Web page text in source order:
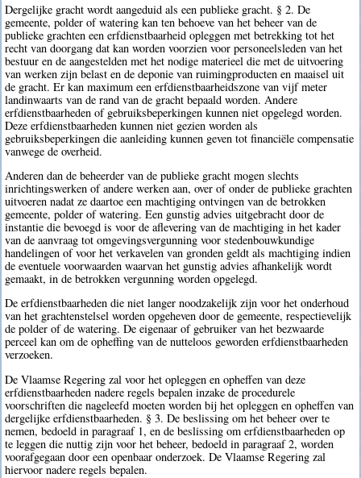
Dergelijke gracht wordt aangeduid als een publieke gracht. § 2. De
gemeente, polder of watering kan ten behoeve van het beheer van de
publieke grachten een erfdienstbaarheid opleggen met betrekking tot het
recht van doorgang dat kan worden voorzien voor personeelsleden van het
bestuur en de aangestelden met het nodige materieel die met de uitvoering
van werken zijn belast en de deponie van ruimingproducten en maaisel uit
de gracht. Er kan maximum een erfdienstbaarheidszone van vijf meter
landinwaarts van de rand van de gracht bepaald worden. Andere
erfdienstbaarheden of gebruiksbeperkingen kunnen niet opgelegd worden.
Deze erfdienstbaarheden kunnen niet gezien worden als
gebruiksbeperkingen die aanleiding kunnen geven tot financiële compensatie
vanwege de overheid.
Anderen dan de beheerder van de publieke gracht mogen slechts
inrichtingswerken of andere werken aan, over of onder de publieke grachten
uitvoeren nadat ze daartoe een machtiging ontvingen van de betrokken
gemeente, polder of watering. Een gunstig advies uitgebracht door de
instantie die bevoegd is voor de aflevering van de machtiging in het kader
van de aanvraag tot omgevingsvergunning voor stedenbouwkundige
handelingen of voor het verkavelen van gronden geldt als machtiging indien
de eventuele voorwaarden waarvan het gunstig advies afhankelijk wordt
gemaakt, in de betrokken vergunning worden opgelegd.
De erfdienstbaarheden die niet langer noodzakelijk zijn voor het onderhoud
van het grachtenstelsel worden opgeheven door de gemeente, respectievelijk
de polder of de watering. De eigenaar of gebruiker van het bezwaarde
perceel kan om de opheffing van de nutteloos geworden erfdienstbaarheden
verzoeken.
De Vlaamse Regering zal voor het opleggen en opheffen van deze
erfdienstbaarheden nadere regels bepalen inzake de procedurele
voorschriften die nageleefd moeten worden bij het opleggen en opheffen van
dergelijke erfdienstbaarheden. § 3. De beslissing om het beheer over te
nemen, bedoeld in paragraaf 1, en de beslissing om erfdienstbaarheden op
te leggen die nuttig zijn voor het beheer, bedoeld in paragraaf 2, worden
voorafgegaan door een openbaar onderzoek. De Vlaamse Regering zal
hiervoor nadere regels bepalen.